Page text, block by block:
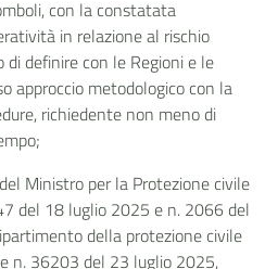
con la constatata
in relazione al rischio
definire con le Regioni e le
approccio metodologico con la
richiedente non meno di
Ministro per la Protezione civile
del 18 luglio 2025 e n. 2066 del
della protezione civile
n. 36203 del 23 luglio 2025,